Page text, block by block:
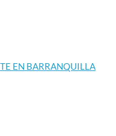
EN BARRANQUILLA